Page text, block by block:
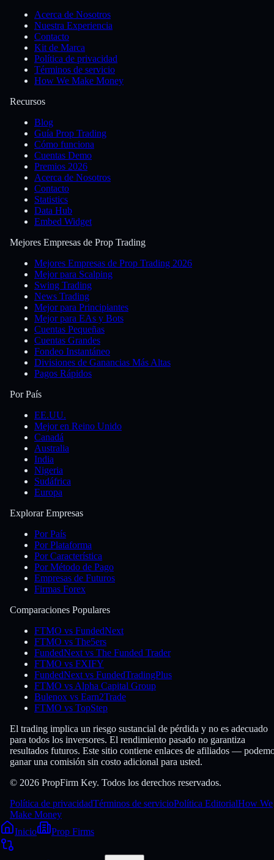
Acerca de Nosotros
Nuestra Experiencia
Contacto
Kit de Marca
Política de privacidad
Términos de servicio
How We Make Money
Recursos
Blog
Guía Prop Trading
Cómo funciona
Cuentas Demo
Premios 2026
Acerca de Nosotros
Contacto
Statistics
Data Hub
Embed Widget
Mejores Empresas de Prop Trading
Mejores Empresas de Prop Trading 2026
Mejor para Scalping
Swing Trading
News Trading
Mejor para Principiantes
Mejor para EAs y Bots
Cuentas Pequeñas
Cuentas Grandes
Fondeo Instantáneo
Divisiones de Ganancias Más Altas
Pagos Rápidos
Por País
EE.UU.
Mejor en Reino Unido
Canadá
Australia
India
Nigeria
Sudáfrica
Europa
Explorar Empresas
Por País
Por Plataforma
Por Característica
Por Método de Pago
Empresas de Futuros
Firmas Forex
Comparaciones Populares
FTMO vs FundedNext
FTMO vs The5ers
FundedNext vs The Funded Trader
FTMO vs FXIFY
FundedNext vs FundedTradingPlus
FTMO vs Alpha Capital Group
Bulenox vs Earn2Trade
FTMO vs TopStep
El trading implica un riesgo sustancial de pérdida y no es adecuado
para todos los inversores. El rendimiento pasado no garantiza
resultados futuros. Este sitio contiene enlaces de afiliados —
ganar una comisión sin costo adicional para usted.
© 2026 PropFirm Key. Todos los derechos reservados.
Política de privacidadTérminos de servicioPolítica EditorialHow We
Make Money
Inicio
Prop Firms